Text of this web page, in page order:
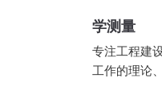
学测量
专注工程建
工作的理论